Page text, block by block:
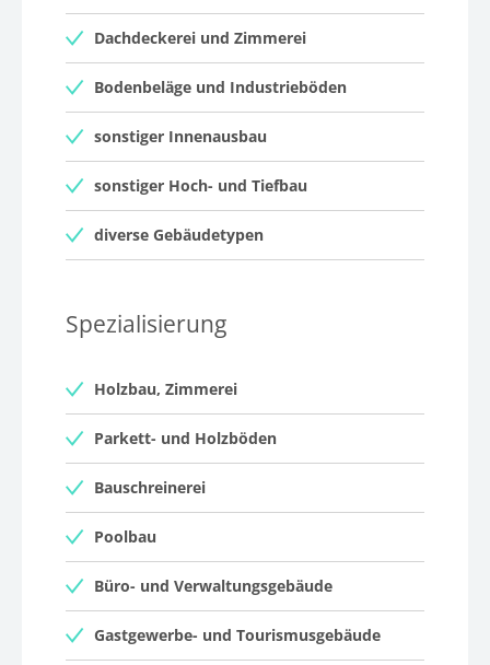
Dachdeckerei und Zimmerei
Bodenbeläge und Industrieböden
sonstiger Innenausbau
sonstiger Hoch- und Tiefbau
diverse Gebäudetypen
Spezialisierung
Holzbau, Zimmerei
Parkett- und Holzböden
Bauschreinerei
Poolbau
Büro- und Verwaltungsgebäude
Gastgewerbe- und Tourismusgebäude